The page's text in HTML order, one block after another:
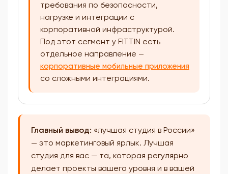
требования по безопасности,
нагрузке и интеграции с
корпоративной инфраструктурой.
Под этот сегмент у FITTIN есть
отдельное направление —
корпоративные мобильные приложения
со сложными интеграциями.
Главный вывод: «лучшая студия в России»
— это маркетинговый ярлык. Лучшая
студия для вас — та, которая регулярно
делает проекты вашего уровня и в вашей